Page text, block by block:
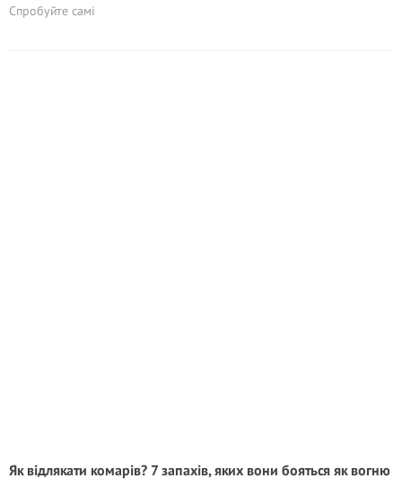
Спробуйте самі
Як відлякати комарів? 7 запахів, яких вони бояться як вогню